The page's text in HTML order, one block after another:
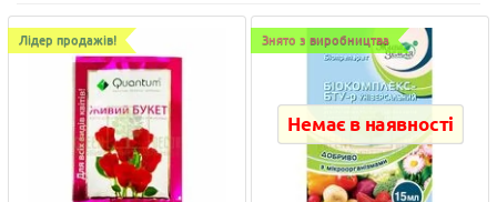
Лідер продажів! Знято з виробництва
Немає в наявності